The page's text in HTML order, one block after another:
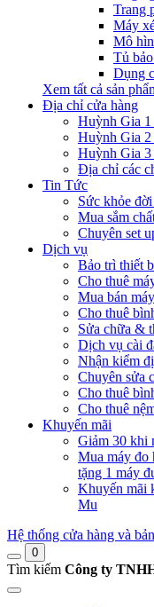
Trang
Máy
Mô
Tủ
Dụng
Xem tất cả sản
Địa chỉ cửa hàng
Huỳnh Gia
Huỳnh Gia
Huỳnh Gia
Địa chỉ các
Tin Tức
Sức khỏe
Mua sắm
Chuyên set
Dịch vụ
Bảo trì thiết
Cho thuê
Mua bán
Cho thuê
Sửa chữa &
Dịch vụ cài
Nhận kiểm
Chuyên sửa
Cho thuê
Cho thuê
Khuyến mãi
Giảm 30 khi
Mua máy đo
tặng 1 máy
Khuyến mãi
Mu
Hệ thống cửa hàng và
0
Tìm kiếm Công ty